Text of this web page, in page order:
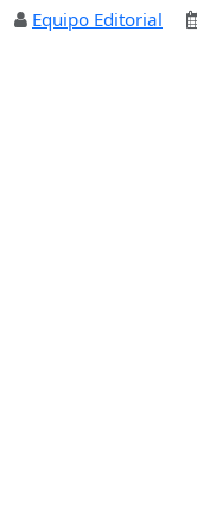
Equipo Editorial